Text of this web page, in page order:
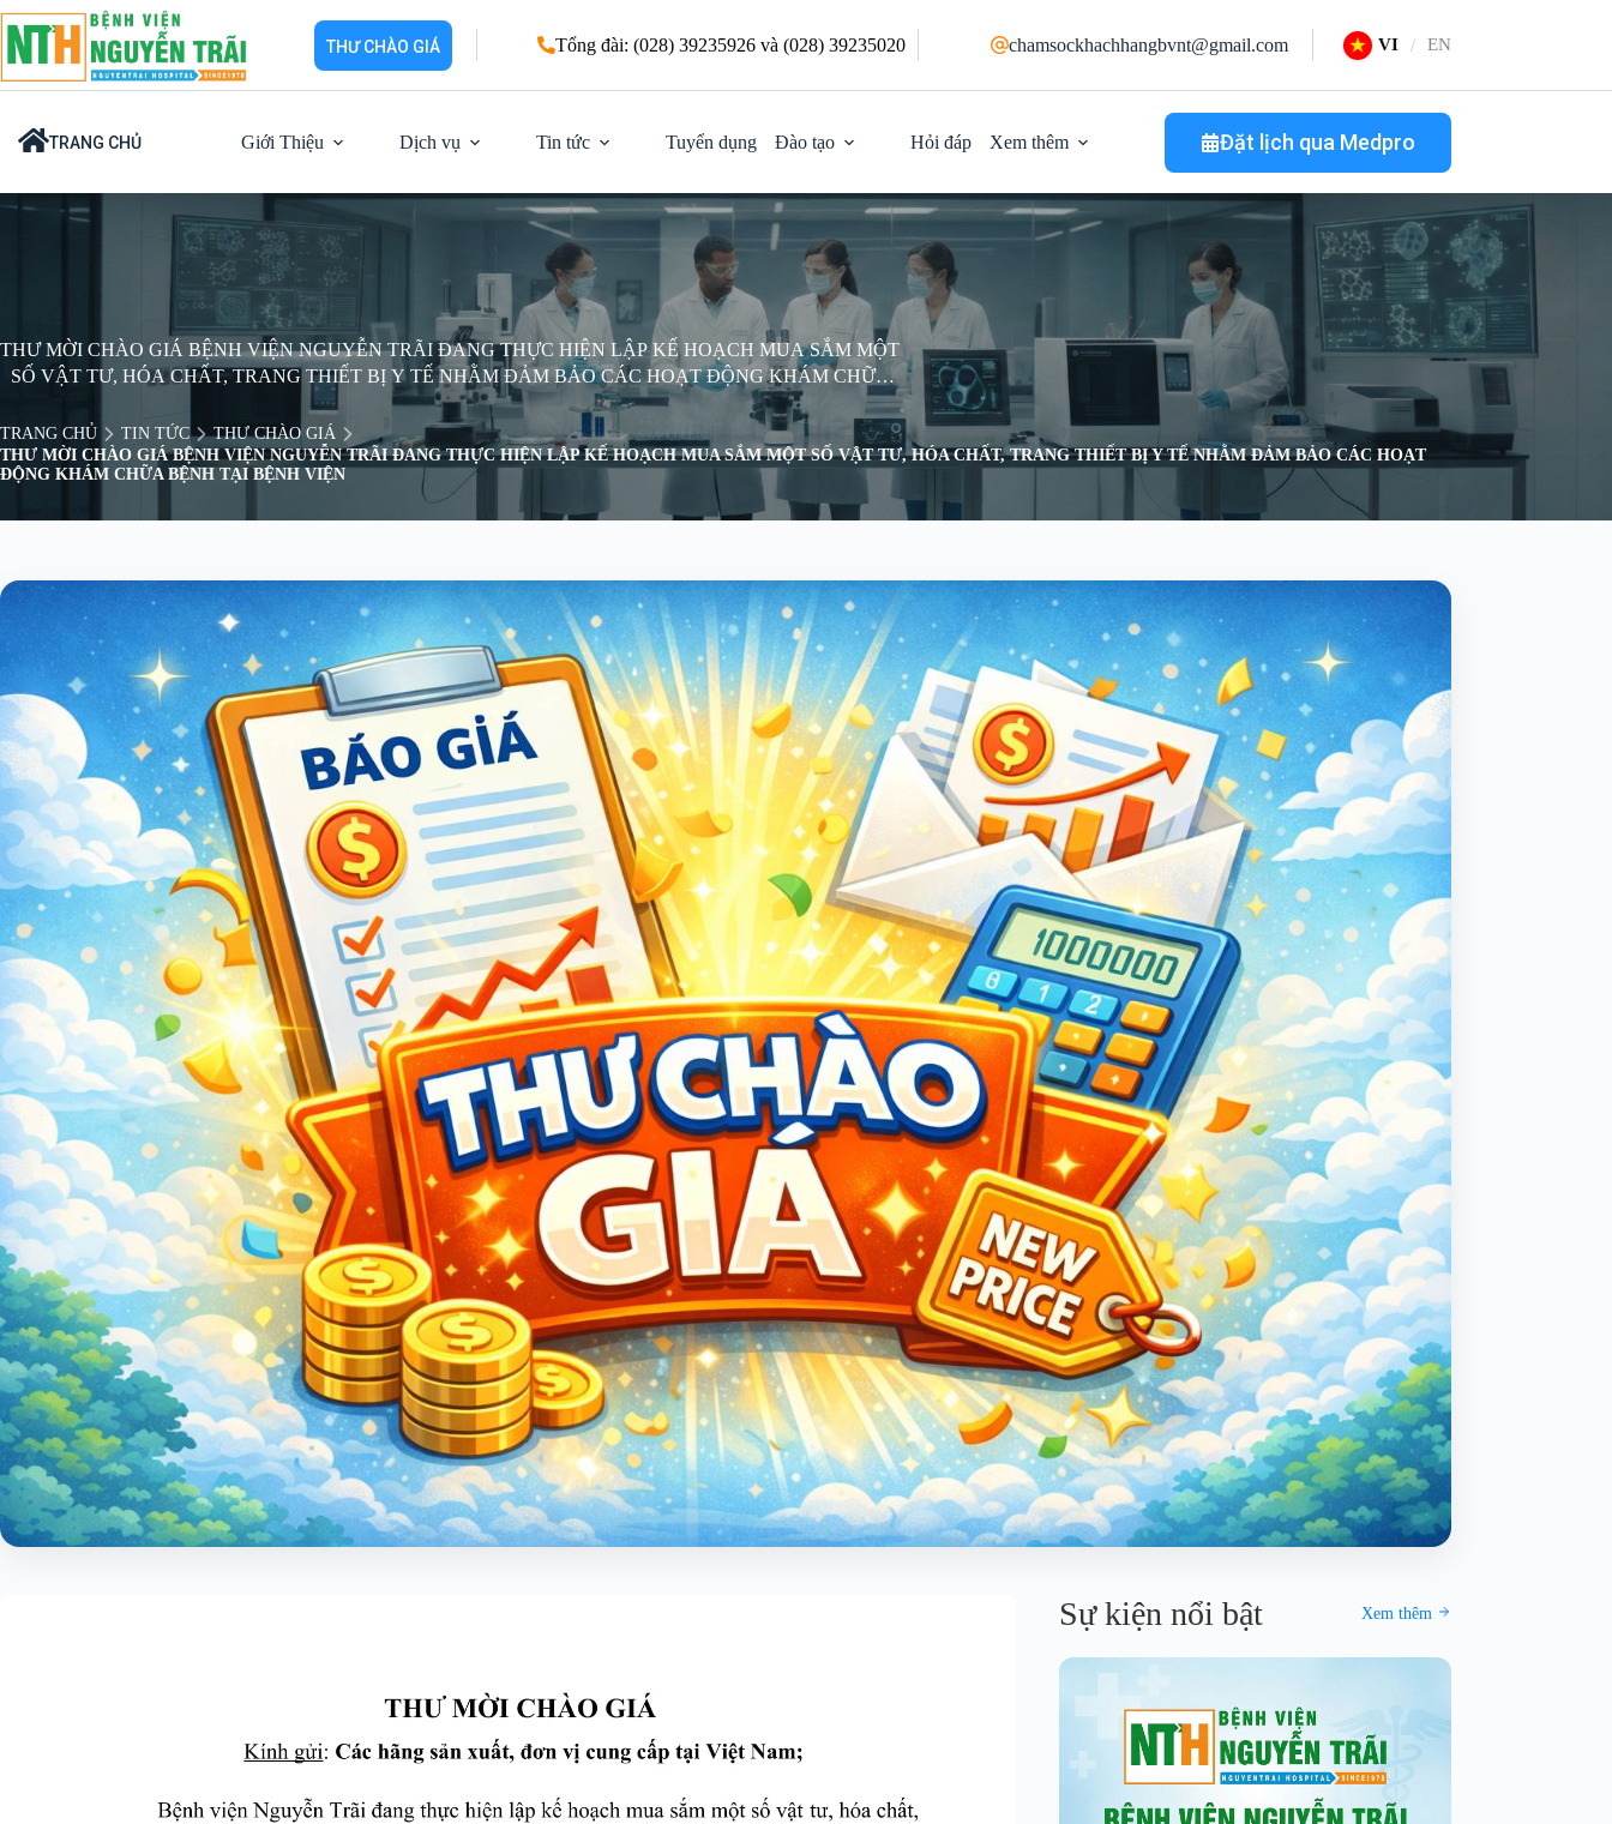
Chuyển
đến
phần
dung
THƯ CHÀO GIÁ Tổng đài: (028) 39235926 và (028) 39235020 chamsockhachhangbvnt@gmail.com EN
VI
TRANG CHỦ Giới Thiệu Dịch vụ Tin tức Tuyển dụng Đào tạo Hỏi đáp Xem thêm Đặt lịch qua Medpro
THƯ MỜI CHÀO GIÁ BỆNH VIỆN NGUYỄN TRÃI ĐANG THỰC HIỆN LẬP KẾ HOẠCH MUA SẮM MỘT
SỐ VẬT TƯ, HÓA CHẤT, TRANG THIẾT BỊ Y TẾ NHẰM ĐẢM BẢO CÁC HOẠT ĐỘNG KHÁM CHỮA
BỆNH TẠI BỆNH VIỆN
TRANG CHỦ TIN TỨC
THƯ CHÀO GIÁ
THƯ MỜI CHÀO GIÁ BỆNH VIỆN NGUYỄN TRÃI ĐANG THỰC HIỆN LẬP KẾ HOẠCH MUA SẮM MỘT SỐ VẬT TƯ, HÓA CHẤT, TRANG THIẾT BỊ Y TẾ NHẰM ĐẢM BẢO CÁC HOẠT
ĐỘNG KHÁM CHỮA BỆNH TẠI BỆNH VIỆN
Sự kiện nổi bật Xem thêm